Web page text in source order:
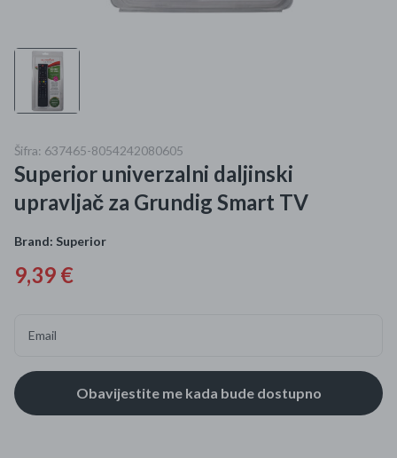
Kućanski aparati
Specijalne kategorije
Kišobrani akcija
Ograničena cijena
Najpopularniji proizvodi
Roba s greškom
Šifra: 637465-8054242080605
Superior univerzalni daljinski
upravljač za Grundig Smart TV
Brand: Superior
9,39 €
Email